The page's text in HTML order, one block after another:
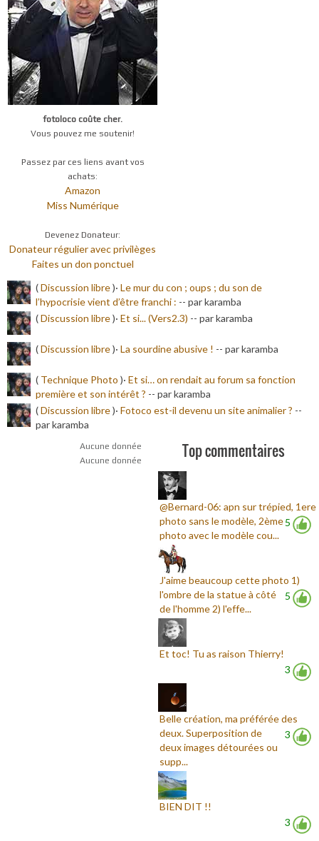
fotoloco coûte cher.
Vous pouvez me soutenir!
Passez par ces liens avant vos
achats:
Amazon
Miss Numérique
Devenez Donateur:
Donateur régulier avec privilèges
Faites un don ponctuel
(Discussion libre)· Le mur du con ; oups ; du son de
l’hypocrisie vient d’être franchi : -- par karamba
(Discussion libre)· Et si... (Vers2.3) -- par karamba
(Discussion libre)· La sourdine abusive ! -- par karamba
( Technique Photo )· Et si… on rendait au forum sa fonction
première et son intérêt ? -- par karamba
(Discussion libre)· Fotoco est-il devenu un site animalier ? --
par karamba
Aucune donnée
Aucune donnée
Top commentaires
5
@Bernard-06: apn sur trépied, 1ere
photo sans le modèle, 2ème
photo avec le modèle cou...
5
J'aime beaucoup cette photo 1)
l'ombre de la statue à côté
de l'homme 2) l'effe...
3
Et toc! Tu as raison Thierry!
3
Belle création, ma préférée des
deux. Superposition de
deux images détourées ou
supp...
3
BIEN DIT !!